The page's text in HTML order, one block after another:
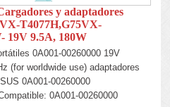
y adaptadores
T4077H,G75VX-
19V 9.5A, 180W
0A001-00260000 19V
(for worldwide use) adaptadores
0A001-00260000
0A001-00260000